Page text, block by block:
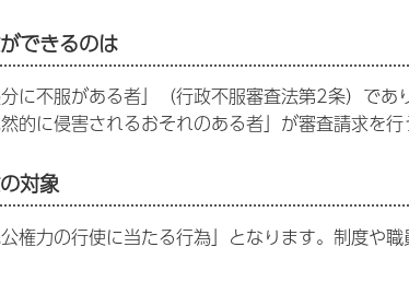
できるのは
分に不服がある者」（行政不服審査法第2条）で
的に侵害されるおそれのある者」が審査請求を行
対象
公権力の行使に当たる行為」となります。制度や